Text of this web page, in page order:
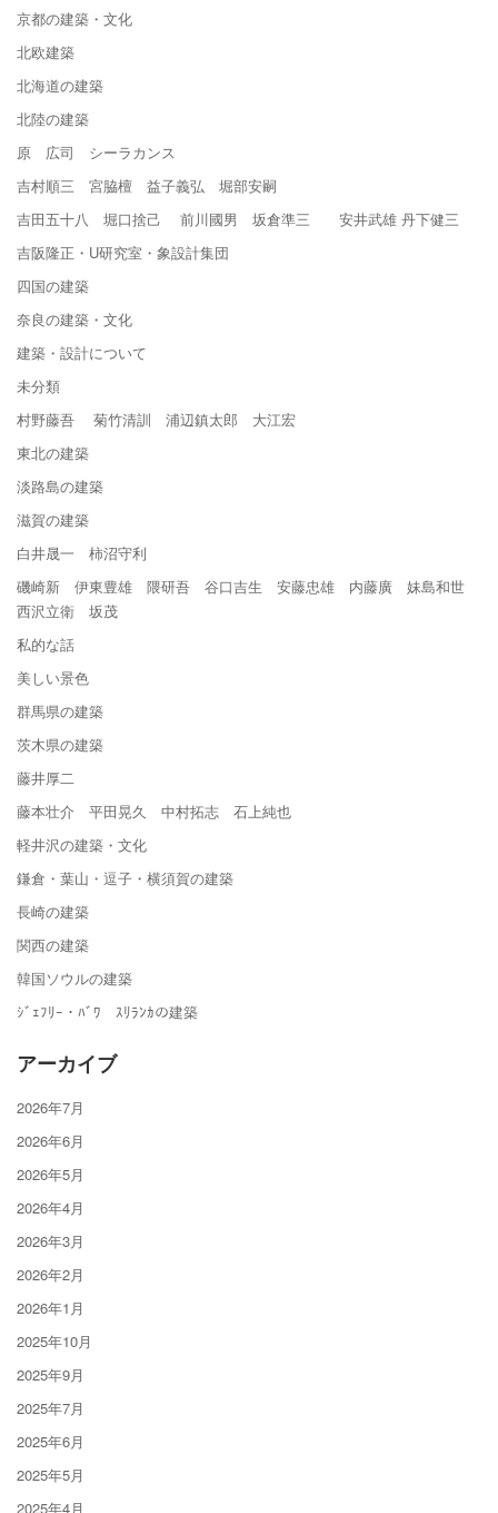
京都の建築・文化
北欧建築
北海道の建築
北陸の建築
原 広司 シーラカンス
吉村順三 宮脇檀 益子義弘 堀部安嗣
吉田五十八 堀口捨己 前川國男 坂倉準三 安井武雄 丹下健三
吉阪隆正・U研究室・象設計集団
四国の建築
奈良の建築・文化
建築・設計について
未分類
村野藤吾 菊竹清訓 浦辺鎮太郎 大江宏
東北の建築
淡路島の建築
滋賀の建築
白井晟一 柿沼守利
磯崎新 伊東豊雄 隈研吾 谷口吉生 安藤忠雄 内藤廣 妹島和世
西沢立衛 坂茂
私的な話
美しい景色
群馬県の建築
茨木県の建築
藤井厚二
藤本壮介 平田晃久 中村拓志 石上純也
軽井沢の建築・文化
鎌倉・葉山・逗子・横須賀の建築
長崎の建築
関西の建築
韓国ソウルの建築
ｼﾞｪﾌﾘｰ・ﾊﾞﾜ ｽﾘﾗﾝｶの建築
アーカイブ
2026年7月
2026年6月
2026年5月
2026年4月
2026年3月
2026年2月
2026年1月
2025年10月
2025年9月
2025年7月
2025年6月
2025年5月
2025年4月